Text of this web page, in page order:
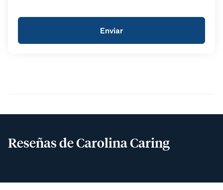
Reseñas de Carolina Caring